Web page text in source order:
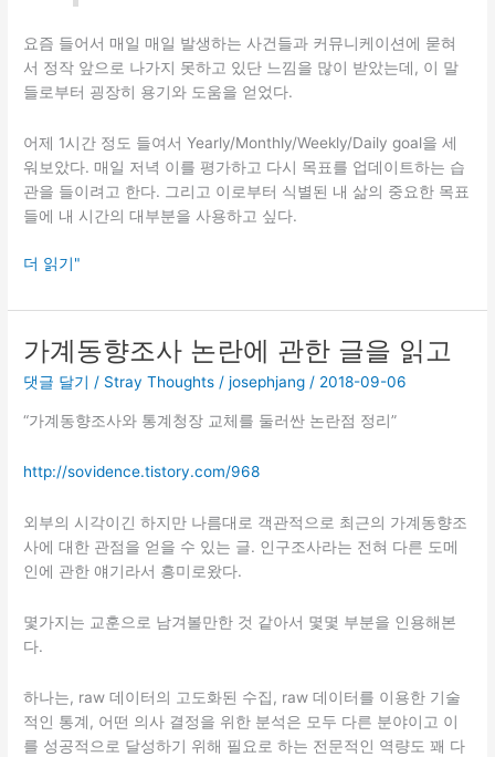
요즘 들어서 매일 매일 발생하는 사건들과 커뮤니케이션에 묻혀
서 정작 앞으로 나가지 못하고 있단 느낌을 많이 받았는데, 이 말
들로부터 굉장히 용기와 도움을 얻었다.
어제 1시간 정도 들여서 Yearly/Monthly/Weekly/Daily goal을 세
워보았다. 매일 저녁 이를 평가하고 다시 목표를 업데이트하는 습
관을 들이려고 한다. 그리고 이로부터 식별된 내 삶의 중요한 목표
들에 내 시간의 대부분을 사용하고 싶다.
Daniel
on
더 읽기"
가계동향조사 논란에 관한 글을 읽고
댓글 달기 / Stray Thoughts /josephjang/ 2018-09-06
“가계동향조사와 통계청장 교체를 둘러싼 논란점 정리”
http://sovidence.tistory.com/968
외부의 시각이긴 하지만 나름대로 객관적으로 최근의 가계동향조
사에 대한 관점을 얻을 수 있는 글. 인구조사라는 전혀 다른 도메
인에 관한 얘기라서 흥미로왔다.
몇가지는 교훈으로 남겨볼만한 것 같아서 몇몇 부분을 인용해본
다.
하나는, raw 데이터의 고도화된 수집, raw 데이터를 이용한 기술
적인 통계, 어떤 의사 결정을 위한 분석은 모두 다른 분야이고 이
를 성공적으로 달성하기 위해 필요로 하는 전문적인 역량도 꽤 다